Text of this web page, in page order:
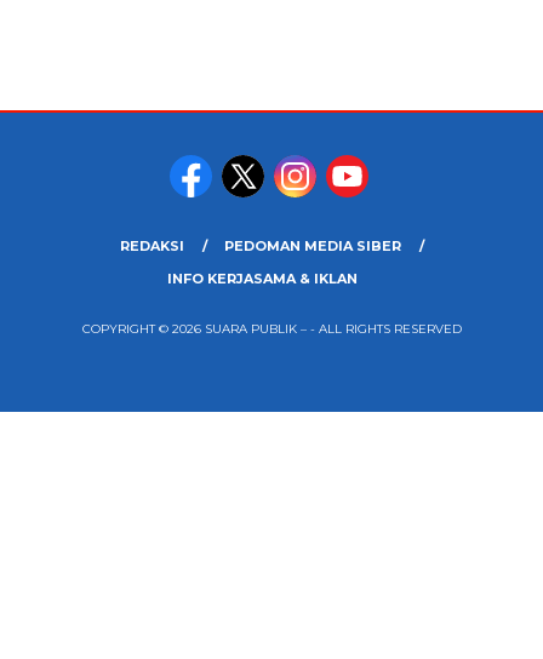
REDAKSI
PEDOMAN MEDIA SIBER
INFO KERJASAMA & IKLAN
COPYRIGHT © 2026 SUARA PUBLIK – - ALL RIGHTS RESERVED